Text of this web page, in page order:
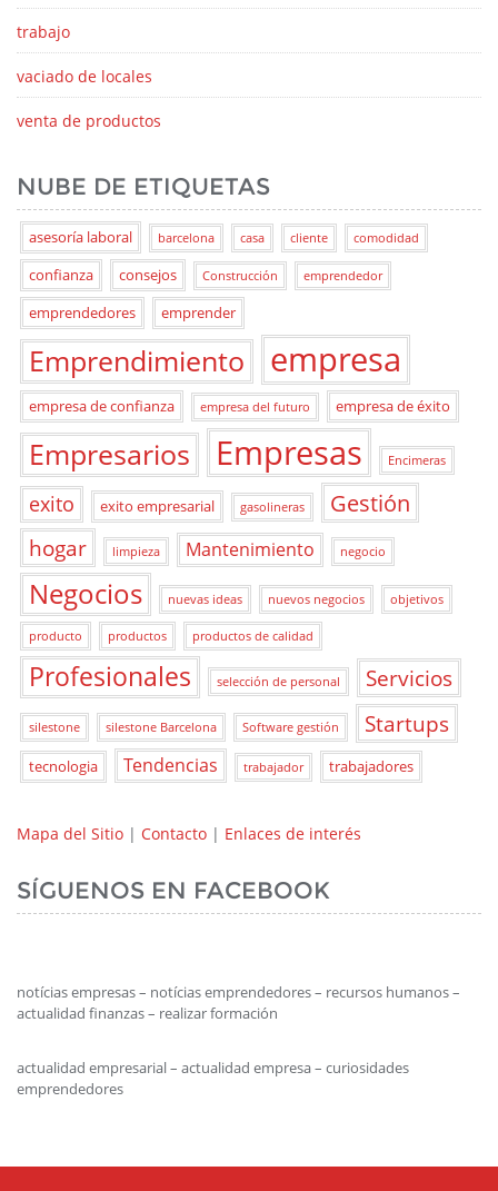
trabajo
vaciado de locales
venta de productos
NUBE DE ETIQUETAS
asesoría laboral barcelona casa cliente comodidad
confianza consejos Construcción emprendedor
emprendedores emprender
Emprendimiento empresa
empresa de confianza empresa del futuro empresa de éxito
Empresarios Empresas Encimeras
exito exito empresarial gasolineras Gestión
hogar limpieza Mantenimiento negocio
Negocios nuevas ideas nuevos negocios objetivos
producto productos productos de calidad
Profesionales selección de personal Servicios
silestone silestone Barcelona Software gestión Startups
tecnologia Tendencias trabajador trabajadores
Mapa del Sitio | Contacto | Enlaces de interés
SÍGUENOS EN FACEBOOK
notícias empresas – notícias emprendedores – recursos humanos –
actualidad finanzas – realizar formación
actualidad empresarial – actualidad empresa – curiosidades
emprendedores